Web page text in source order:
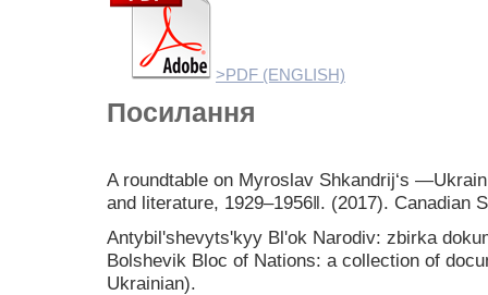
>PDF (ENGLISH)
Посилання
A roundtable on Myroslav Shkandrij‘s
and literature, 1929–1956‖. (2017). Canadian
Antybilʹshevytsʹkyy Blʹok Narodiv: zbirka
Bolshevik Bloc of Nations: a collection of
Ukrainian).